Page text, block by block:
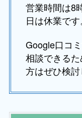
営業時間は8
日は休業です
Google口コ
相談できる
方はぜひ検討